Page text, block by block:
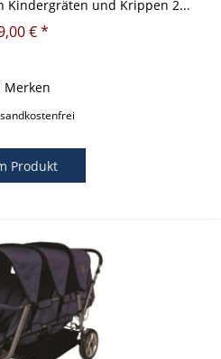
Kindergräten und Krippen 2...
€ *
Merken
Produkt